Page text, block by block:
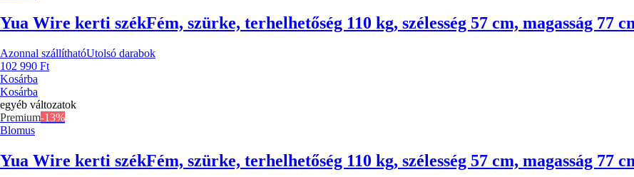
Yua Wire kerti székFém, szürke, terhelhetőség 110 kg, szélesség 57 cm, magasság 77
Azonnal szállíthatóUtolsó darabok
102 990 Ft
Kosárba
Kosárba
egyéb változatok
Premium-13%
Blomus
Yua Wire kerti székFém, szürke, terhelhetőség 110 kg, szélesség 57 cm, magasság 77